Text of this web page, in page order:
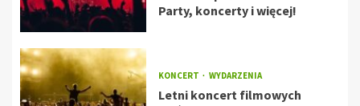
Party, koncerty i więcej!
KONCERT WYDARZENIA
Letni koncert filmowych